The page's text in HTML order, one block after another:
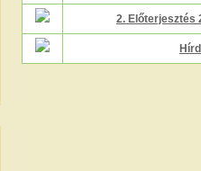
2. Előterjesztés